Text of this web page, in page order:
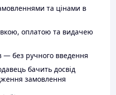
та цінами в
оплатою та видачею
— без ручного введення
бачить досвід
замовлення